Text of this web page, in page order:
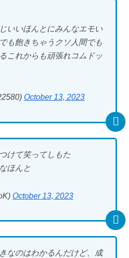
いいほんとにみんなエモい
も飽きちゃうクソ人間でも
これからも頑張れコムドッ
October 13, 2023
けて笑ってしもた
ほんと
October 13, 2023
なのはわかるんだけど、成